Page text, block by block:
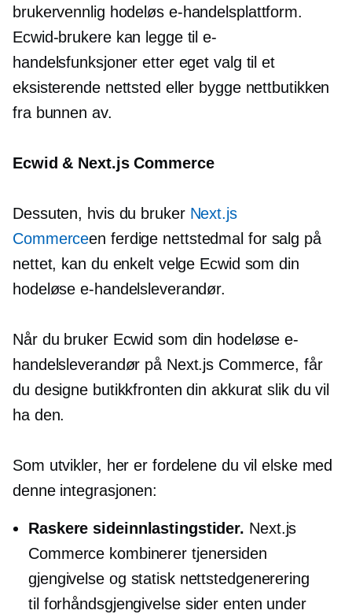
brukervennlig hodeløs e-handelsplattform.
Ecwid-brukere kan legge til e-
handelsfunksjoner etter eget valg til et
eksisterende nettsted eller bygge nettbutikken
fra bunnen av.
Ecwid & Next.js Commerce
Dessuten, hvis du bruker Next.js
Commerceen ferdige nettstedmal for salg på
nettet, kan du enkelt velge Ecwid som din
hodeløse e-handelsleverandør.
Når du bruker Ecwid som din hodeløse e-
handelsleverandør på Next.js Commerce, får
du designe butikkfronten din akkurat slik du vil
ha den.
Som utvikler, her er fordelene du vil elske med
denne integrasjonen:
Raskere sideinnlastingstider. Next.js
Commerce kombinerer tjenersiden
gjengivelse og statisk nettstedgenerering
til forhåndsgjengivelsesider enten under